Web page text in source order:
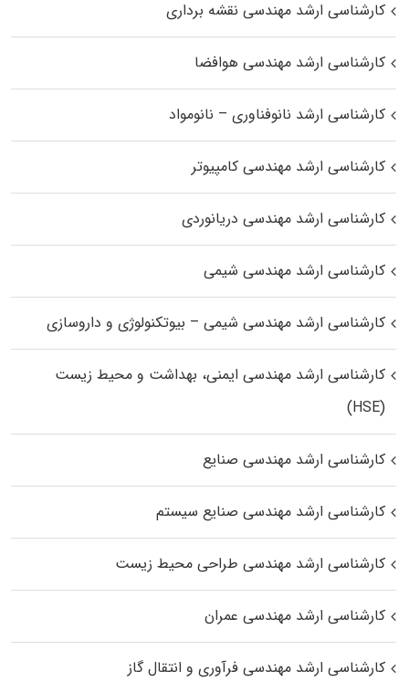
کارشناسی ارشد مهندسی نقشه برداری
کارشناسی ارشد مهندسی هوافضا
کارشناسی ارشد نانوفناوری – نانومواد
کارشناسی ارشد مهندسی کامپیوتر
کارشناسی ارشد مهندسی دریانوردی
کارشناسی ارشد مهندسی شیمی
کارشناسی ارشد مهندسی شیمی – بیوتکنولوژی و داروسازی
کارشناسی ارشد مهندسی ایمنی، بهداشت و محیط زیست
(HSE)
کارشناسی ارشد مهندسی صنایع
کارشناسی ارشد مهندسی صنایع سیستم
کارشناسی ارشد مهندسی طراحی محیط زیست
کارشناسی ارشد مهندسی عمران
کارشناسی ارشد مهندسی فرآوری و انتقال گاز